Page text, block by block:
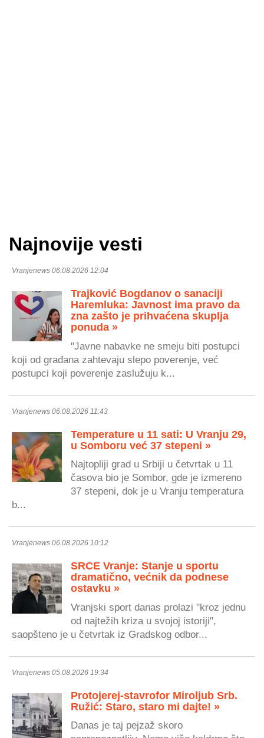
Najnovije vesti
Vranjenews 06.08.2026 12:04
Trajković Bogdanov o sanaciji
Haremluka: Javnost ima pravo da
zna zašto je prihvaćena skuplja
ponuda »
"Javne nabavke ne smeju biti postupci
koji od građana zahtevaju slepo poverenje, već
postupci koji poverenje zaslužuju k...
Vranjenews 06.08.2026 11:43
Temperature u 11 sati: U Vranju 29,
u Somboru već 37 stepeni »
Najtopliji grad u Srbiji u četvrtak u 11
časova bio je Sombor, gde je izmereno
37 stepeni, dok je u Vranju temperatura
b...
Vranjenews 06.08.2026 10:12
SRCE Vranje: Stanje u sportu
dramatično, većnik da podnese
ostavku »
Vranjski sport danas prolazi "kroz jednu
od najtežih kriza u svojoj istoriji",
saopšteno je u četvrtak iz Gradskog odbor...
Vranjenews 05.08.2026 19:34
Protojerej-stavrofor Miroljub Srb.
Ružić: Staro, staro mi dajte! »
Danas je taj pejzaž skoro